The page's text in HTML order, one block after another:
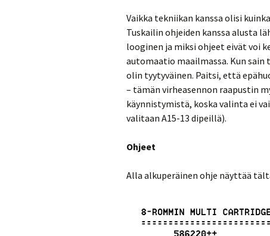
Vaikka tekniikan kanssa olisi
Tuskailin ohjeiden kanssa alusta
looginen ja miksi ohjeet eivät voi
automaatio maailmassa. Kun
olin tyytyväinen. Paitsi, että
– tämän virheasennon raapustin
käynnistymistä, koska valinta ei
valitaan A15-13 dipeillä).
Ohjeet
Alla alkuperäinen ohje näyttää